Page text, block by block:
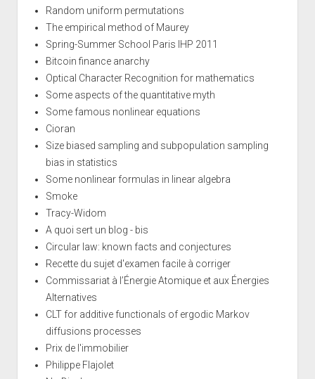
Random uniform permutations
The empirical method of Maurey
Spring-Summer School Paris IHP 2011
Bitcoin finance anarchy
Optical Character Recognition for mathematics
Some aspects of the quantitative myth
Some famous nonlinear equations
Cioran
Size biased sampling and subpopulation sampling
bias in statistics
Some nonlinear formulas in linear algebra
Smoke
Tracy-Widom
A quoi sert un blog - bis
Circular law: known facts and conjectures
Recette du sujet d'examen facile à corriger
Commissariat à l’Énergie Atomique et aux Énergies
Alternatives
CLT for additive functionals of ergodic Markov
diffusions processes
Prix de l'immobilier
Philippe Flajolet